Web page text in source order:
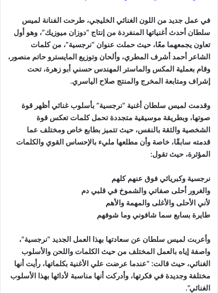
في عمل جديد من اللون الغنائي الخليجي، طرحت الفنانة لميس
سلطان أحدث أغنياتها المنفردة من إنتاج “دوزان ميوزيك”، وهو أول
تعاون يجمعهما معًا، حيث حملت عنوان “نرجسية”، من كلمات
الشاعر أحمد أشرف المطري، وألحان وتوزيع المايسترو حاتم منصور،
وقام بعملية المكس والماستر المهندس حسني أبو زهرة، تحت
إشراف ومتابعة المخرج والمنتج صلاح الياسري.
وقدمت لميس سلطان أغنية “نرجسية” بأسلوب غنائي أظهر قوة
صوتها، وبطريقة موسيقية متجددة تحمل كلمات تعكس قوة
الشخصية والثقة بالنفس، حيث تتميز بطابع خاص ومختلف عما
قدمته سابقًا، خاصة وأن مطلعها مليء بالإحساس القوي والكلمات
المؤثرة، حيث تقول:
نرجسية وكبريائي فوق عنهم كلهم
والغرور أحلى صفاتي والشموخ في قلبي دم
لأني الأحلى والأغلى والمهمة والأهم
طايرة بسابع سما شافوني وما شوفهم
وأعربت لميس سلطان عن سعادتها بهذا العمل الجديد “نرجسية”،
واصفة إياه بالعمل المختلف من حيث الكلمات واللحن والأسلوب
الغنائي، حيث قالت: “عندما عرضت علي الأغنية بكلماتها، رأيت أنها
مختلفة وجديدة في فكرتها، وأدركت أنها مناسبة لأدائها بهذا الأسلوب
الغنائي”.